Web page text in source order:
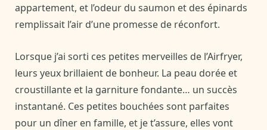
appartement, et l’odeur du saumon et des épinards
remplissait l’air d’une promesse de réconfort.
Lorsque j’ai sorti ces petites merveilles de l’Airfryer,
leurs yeux brillaient de bonheur. La peau dorée et
croustillante et la garniture fondante… un succès
instantané. Ces petites bouchées sont parfaites
pour un dîner en famille, et je t’assure, elles vont